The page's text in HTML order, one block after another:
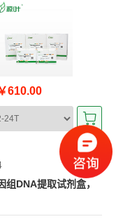
610.00
组DNA提取试剂盒，